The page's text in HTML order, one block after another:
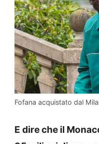
Fofana acquistato dal
E dire che il